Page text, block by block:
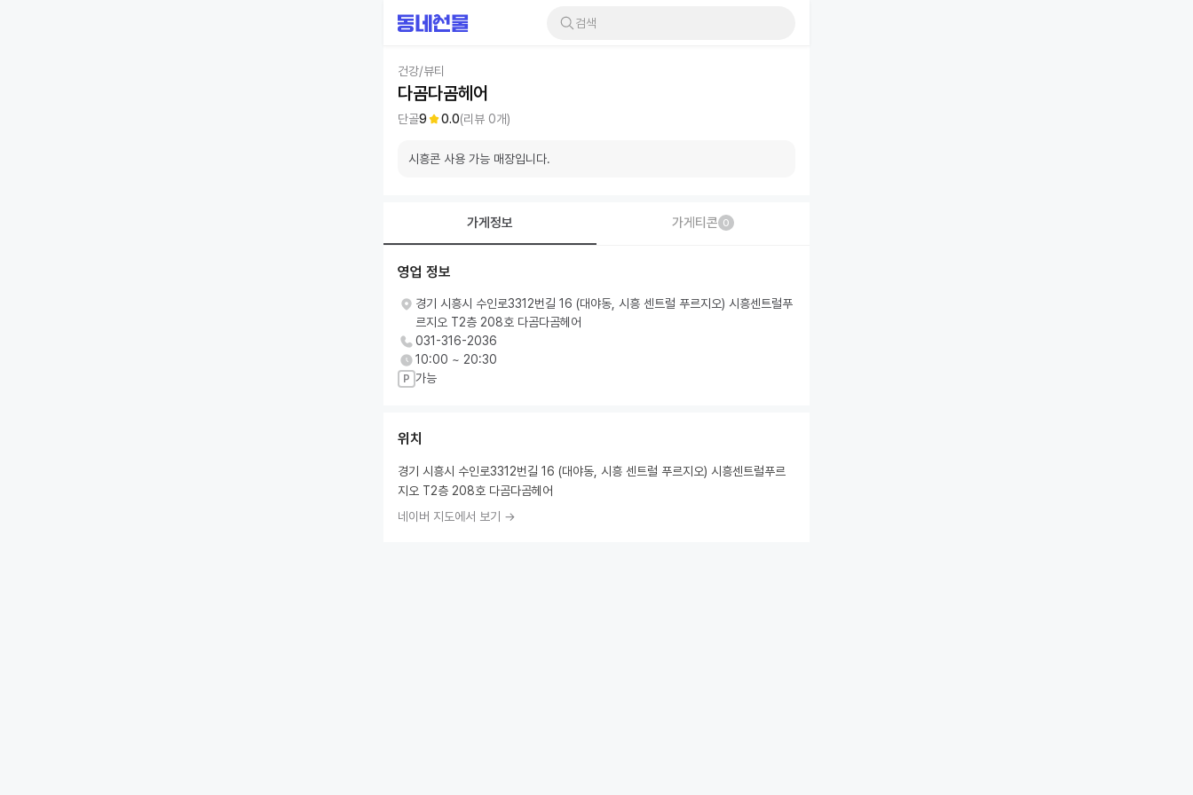
검색
건강/뷰티
다곰다곰헤어
단골9 0.0(리뷰 0개)
시흥콘 사용 가능 매장입니다.
가게정보 가게티콘 0
영업 정보
경기 시흥시 수인로3312번길 16 (대야동, 시흥 센트럴 푸르지오) 시흥센트럴푸
르지오 T2층 208호 다곰다곰헤어
031-316-2036
10:00 ~ 20:30
P 가능
위치
경기 시흥시 수인로3312번길 16 (대야동, 시흥 센트럴 푸르지오) 시흥센트럴푸르
지오 T2층 208호 다곰다곰헤어
네이버 지도에서 보기 →